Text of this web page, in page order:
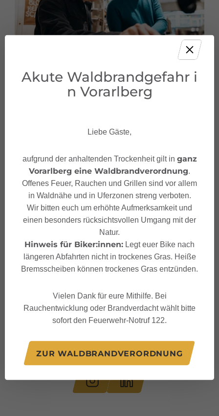
Folge uns auf:
Akute Waldbrandgefahr i
n Vorarlberg
Liebe Gäste,
aufgrund der anhaltenden Trockenheit gilt in ganz
Vorarlberg eine Waldbrandverordnung.
Offenes Feuer, Rauchen und Grillen sind vor allem
in Waldnähe und in Uferzonen streng verboten.
Wir bitten euch um erhöhte Aufmerksamkeit und
einen besonders rücksichtsvollen Umgang mit der
Natur.
Hinweis für Biker:innen: Legt euer Bike nach
längeren Abfahrten nicht in trockenes Gras. Heiße
Bremsscheiben können trockenes Gras entzünden.
Vielen Dank für eure Mithilfe. Bei
Rauchentwicklung oder Brandverdacht wählt bitte
sofort den Feuerwehr-Notruf 122.
ZUR WALDBRANDVERORDNUNG